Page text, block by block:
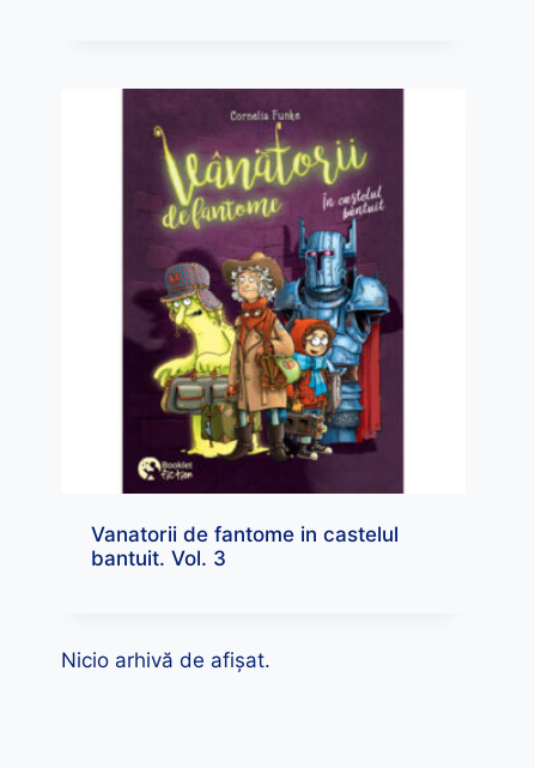
Vanatorii de fantome in castelul
bantuit. Vol. 3
Nicio arhivă de afișat.